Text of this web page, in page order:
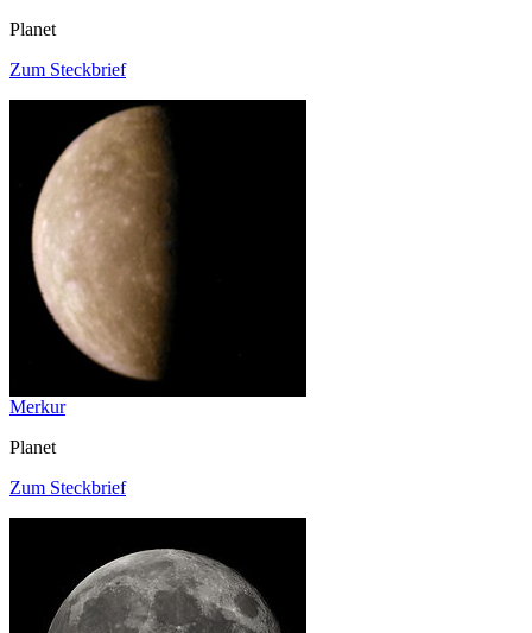
Planet
Zum Steckbrief
Merkur
Planet
Zum Steckbrief